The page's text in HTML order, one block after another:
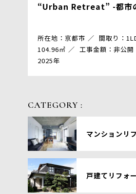
“Urban Retreat” -都市
所在地：京都市 間取り：
104.96㎡
工事金額：非公開
2025年
CATEGORY :
マンションリ
戸建てリフォ